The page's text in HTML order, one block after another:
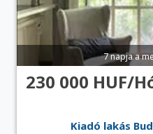
7 napja a
230 000 HUF/
Kiadó lakás